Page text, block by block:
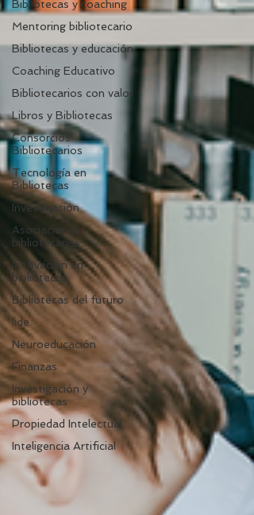
Bibliotecas y coaching
Mentoring bibliotecario
Bibliotecas y educación
Coaching Educativo
Bibliotecarios con valor
Libros y Bibliotecas
Consorcios
Bibliotecarios
Tecnología en
Bibliotecas
Investigación
Asociaciones
bibliotecarias
Innovación en
bibliotecas
Bibliotecas del futuro
lide
Neuroeducación
Finanzas
Investigación y
bibliotecas
Propiedad Intelectual
Inteligencia Artificial